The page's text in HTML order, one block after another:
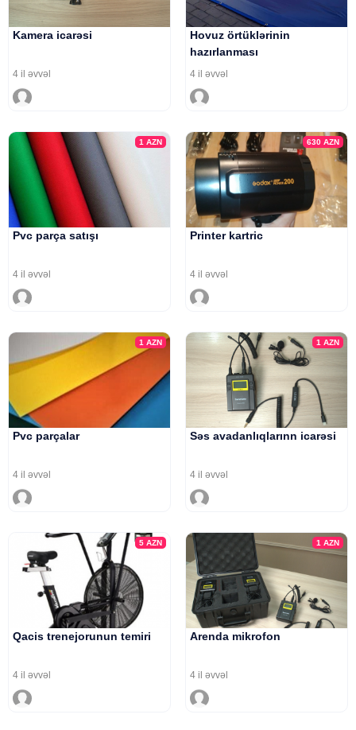
Kamera icarəsi
4 il əvvəl
Hovuz örtüklərinin
hazırlanması
4 il əvvəl
1AZN
Pvc parça satışı
4 il əvvəl
630 AZN
Printer kartric
4 il əvvəl
1AZN
Pvc parçalar
4 il əvvəl
1 AZN
Səs avadanlıqlarınn icarəsi
4 il əvvəl
5AZN
Qacis trenejorunun temiri
4 il əvvəl
1 AZN
Arenda mikrofon
4 il əvvəl